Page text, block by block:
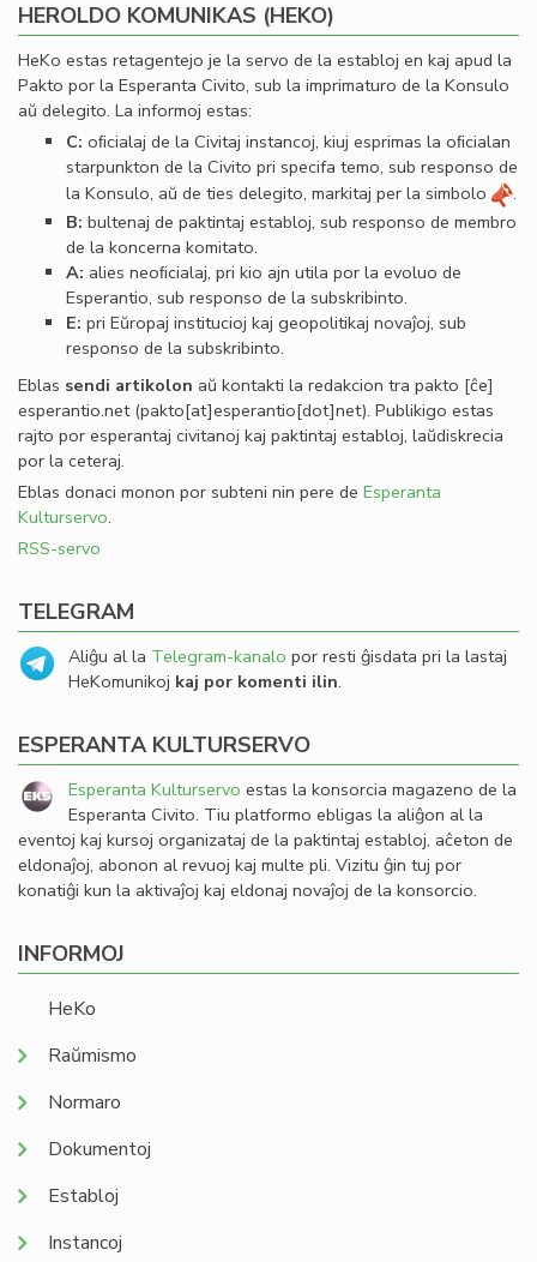
HEROLDO KOMUNIKAS (HEKO)
HeKo estas retagentejo je la servo de la establoj en kaj apud la
Pakto por la Esperanta Civito, sub la imprimaturo de la Konsulo
aŭ delegito. La informoj estas:
C: oﬁcialaj de la Civitaj instancoj, kiuj esprimas la oﬁcialan
starpunkton de la Civito pri specifa temo, sub responso de
la Konsulo, aŭ de ties delegito, markitaj per la simbolo
.
B: bultenaj de paktintaj establoj, sub responso de membro
de la koncerna komitato.
A: alies neoﬁcialaj, pri kio ajn utila por la evoluo de
Esperantio, sub responso de la subskribinto.
E: pri Eŭropaj institucioj kaj geopolitikaj novaĵoj, sub
responso de la subskribinto.
Eblas sendi artikolon aŭ kontakti la redakcion tra pakto [ĉe]
esperantio.net(pakto[at]esperantio[dot]net). Publikigo estas
rajto por esperantaj civitanoj kaj paktintaj establoj, laŭdiskrecia
por la ceteraj.
Eblas donaci monon por subteni nin pere de Esperanta
Kulturservo.
RSS-servo
TELEGRAM
Aliĝu al la Telegram-kanalo por resti ĝisdata pri la lastaj
HeKomunikoj kaj por komenti ilin.
ESPERANTA KULTURSERVO
Esperanta Kulturservo estas la konsorcia magazeno de la
Esperanta Civito. Tiu platformo ebligas la aliĝon al la
eventoj kaj kursoj organizataj de la paktintaj establoj, aĉeton de
eldonaĵoj, abonon al revuoj kaj multe pli. Vizitu ĝin tuj por
konatiĝi kun la aktivaĵoj kaj eldonaj novaĵoj de la konsorcio.
INFORMOJ
HeKo
Raŭmismo
Normaro
Dokumentoj
Establoj
Instancoj